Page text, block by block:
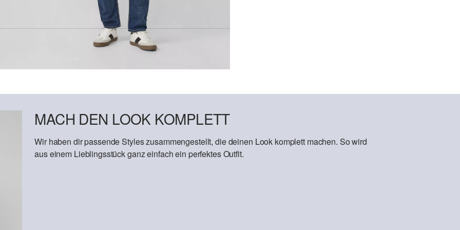
MACH DEN LOOK KOMPLETT
Wir haben dir passende Styles zusammengestellt, die deinen Look komplett machen. So wird
aus einem Lieblingsstück ganz einfach ein perfektes Outfit.